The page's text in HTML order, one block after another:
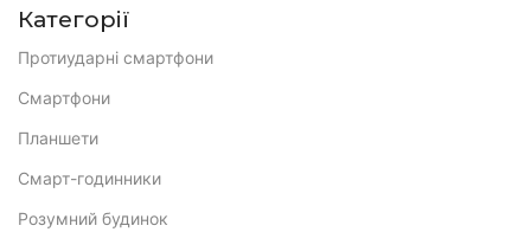
Категорії
Протиударні смартфони
Смартфони
Планшети
Смарт-годинники
Розумний будинок